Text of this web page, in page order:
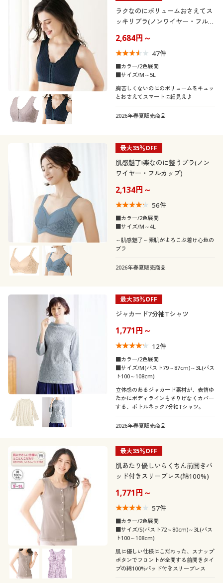
ラクなのにボリュームおさえてス
ッキリブラ(ノンワイヤー・フルカ
2,684円～
47件
■カラー/2色展開
■サイズ/M～5L
胸苦しくないのにのボリュームをキュッ
とおさえてスマートに細見え♪
2026年春夏販売商品
最大35％OFF
肌感魅了!楽なのに整うブラ(ノン
ワイヤー・フルカップ)
2,134円～
56件
■カラー/2色展開
■サイズ/M～4L
～肌感魅了～素肌がよろこぶ着け心地の
ブラ
2026年春夏販売商品
最大35％OFF
ジャカード7分袖Tシャツ
1,771円～
12件
■カラー/2色展開
■サイズ/M(バスト79～87cm)～3L(バス
ト100～108cm)
立体感のあるジャカード素材が、表情ゆ
たかにボディラインもさりげなくカバー
する、ボトルネック7分袖Tシャツ。
2026年春夏販売商品
最大35％OFF
肌あたり優しいらくちん前開きパ
ッド付きスリーブレス(綿100%)
1,771円～
57件
■カラー/2色展開
■サイズ/S(バスト72～80cm)～3L(バス
ト100～108cm)
肌に優しい仕様にこだわった、スナップ
ボタンでフロントが全開する前開きタイ
プの綿100%パッド付きスリーブレス